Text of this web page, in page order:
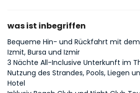
was ist inbegriffen
Bequeme Hin- und Rückfahrt mit
Izmit, Bursa und Izmir
3 Nächte All-Inclusive Unterkunft im
Nutzung des Strandes, Pools, Liegen
Hotel